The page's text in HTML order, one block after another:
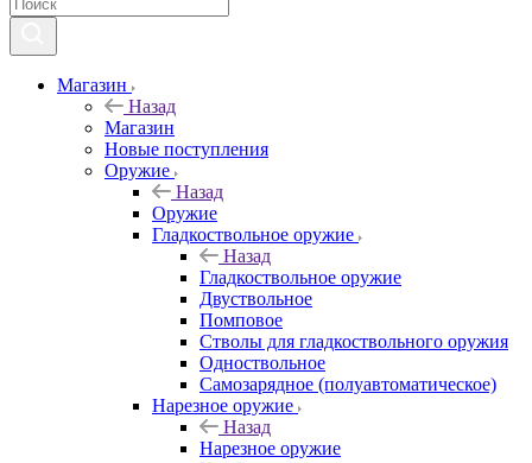
Магазин
Назад
Магазин
Новые поступления
Оружие
Назад
Оружие
Гладкоствольное оружие
Назад
Гладкоствольное оружие
Двуствольное
Помповое
Стволы для гладкоствольного оружия
Одноствольное
Самозарядное (полуавтоматическое)
Нарезное оружие
Назад
Нарезное оружие